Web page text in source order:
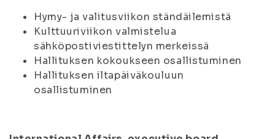
Hymy- ja valitusviikon ständäilemistä
Kulttuuriviikon valmistelua
sähköpostiviestittelyn merkeissä
Hallituksen kokoukseen osallistuminen
Hallituksen iltapäiväkouluun
osallistuminen